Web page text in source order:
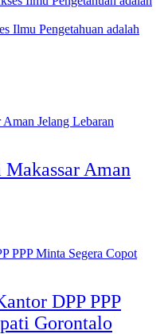
Ilmu Pengetahuan adalah
Aman
DPP PPP
Gorontalo